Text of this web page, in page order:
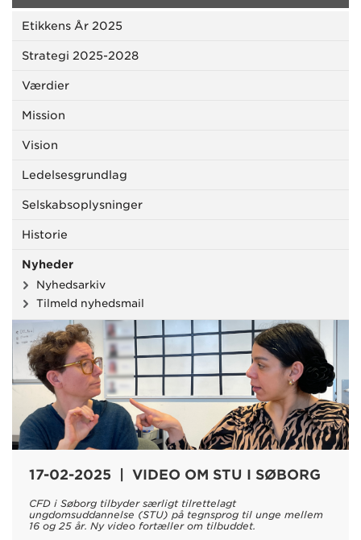
Etikkens År 2025
Strategi 2025-2028
Værdier
Mission
Vision
Ledelsesgrundlag
Selskabsoplysninger
Historie
Nyheder
Nyhedsarkiv
Tilmeld nyhedsmail
17-02-2025 | VIDEO OM STU I SØBORG
CFD i Søborg tilbyder særligt tilrettelagt
ungdomsuddannelse (STU) på tegnsprog til unge mellem
16 og 25 år. Ny video fortæller om tilbuddet.